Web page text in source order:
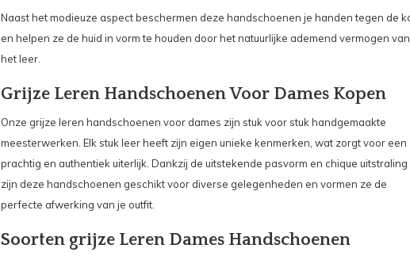
Naast het modieuze aspect beschermen deze handschoenen je handen tegen de
en helpen ze de huid in vorm te houden door het natuurlijke ademend vermogen van
het leer.
Grijze Leren Handschoenen Voor Dames Kopen
Onze grijze leren handschoenen voor dames zijn stuk voor stuk handgemaakte
meesterwerken. Elk stuk leer heeft zijn eigen unieke kenmerken, wat zorgt voor een
prachtig en authentiek uiterlijk. Dankzij de uitstekende pasvorm en chique uitstraling
zijn deze handschoenen geschikt voor diverse gelegenheden en vormen ze de
perfecte afwerking van je outfit.
Soorten grijze Leren Dames Handschoenen